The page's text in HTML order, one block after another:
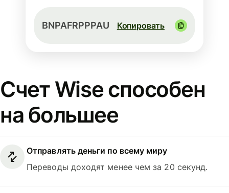
BNPAFRPPPAU Копировать
Счет Wise способен
на большее
Отправлять деньги по всему миру
Переводы доходят менее чем за 20 секунд.